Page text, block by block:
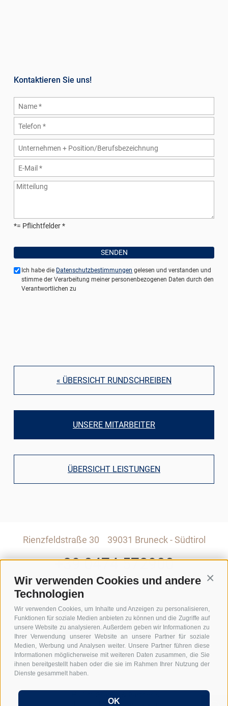
Wir verwenden Cookies und andere
Technologien
Wir verwenden Cookies, um Inhalte und Anzeigen zu personalisieren,
Funktionen für soziale Medien anbieten zu können und die Zugriffe auf
unsere Website zu analysieren. Außerdem geben wir Informationen zu
Ihrer Verwendung unserer Website an unsere Partner für soziale
Medien, Werbung und Analysen weiter. Unsere Partner führen diese
Informationen möglicherweise mit weiteren Daten zusammen, die Sie
ihnen bereitgestellt haben oder die sie im Rahmen Ihrer Nutzung der
Dienste gesammelt haben.
OK
Kontaktieren Sie uns!
*= Pflichtfelder
Ich habe die Datenschutzbestimmungen gelesen und verstanden und
stimme der Verarbeitung meiner personenbezogenen Daten durch den
Verantwortlichen zu
« ÜBERSICHT RUNDSCHREIBEN
UNSERE MITARBEITER
ÜBERSICHT LEISTUNGEN
Rienzfeldstraße 30 39031 Bruneck - Südtirol
+39 0474 572900
INFO@GRABER-PARTNER.COM
RIENZFELDSTRASSE 30
GEDI CENTER – 3. STOCK
I-39031 BRUNECK - SÜDTIROL